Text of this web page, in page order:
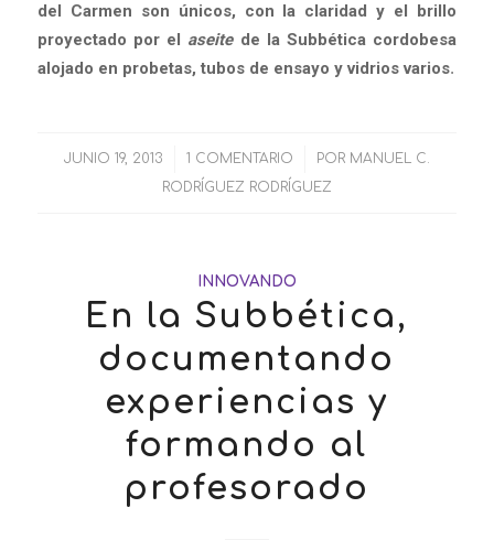
del Carmen son únicos, con la claridad y el brillo
proyectado por el aseitede la Subbética cordobesa
alojado en probetas, tubos de ensayo y vidrios varios.
JUNIO 19, 2013
/ 1 COMENTARIO
/ POR MANUEL C.
RODRÍGUEZ RODRÍGUEZ
INNOVANDO
En la Subbética,
documentando
experiencias y
formando al
profesorado